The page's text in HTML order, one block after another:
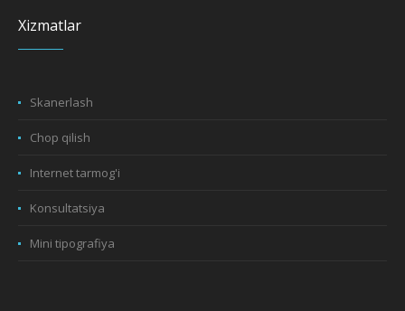
Xizmatlar
Skanerlash
Chop qilish
Internet tarmog'i
Konsultatsiya
Mini tipografiya